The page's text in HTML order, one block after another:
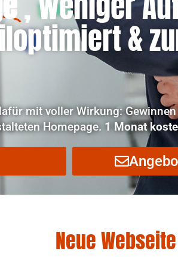
&
mit voller Wirkung:
Homepage. 1 Monat
Neue